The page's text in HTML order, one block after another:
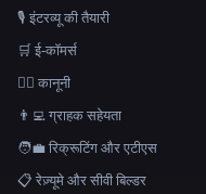
🎙️ इंटरव्यू की तैयारी
🛒 ई-कॉमर्स
👩‍⚖️ कानूनी
👨‍💻 ग्राहक सहेयता
🧑‍💼 रिक्रूटिंग और एटीएस
📋 रेज़्यूमे और सीवी बिल्डर